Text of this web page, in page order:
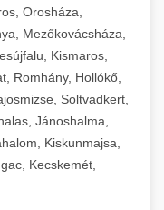
gép
Nagy
precíz
+
és hűtőkamrák
nagy
+
nagy
Gyors tisztítási
Gép +
Orosháza,
Mezőkovácsháza,
Kismaros,
Romhány, Hollókő,
Soltvadkert,
Jánoshalma,
Kiskunmajsa,
Kecskemét,